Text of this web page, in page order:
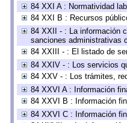
84 XXI A : Normatividad
84 XXI B : Recursos
84 XXII - : La información
sanciones administrativas
84 XXIII - : El listado de
84 XXIV - : Los servicios
84 XXV - : Los trámites,
84 XXVI A : Información
84 XXVI B : Información
84 XXVI C : Información